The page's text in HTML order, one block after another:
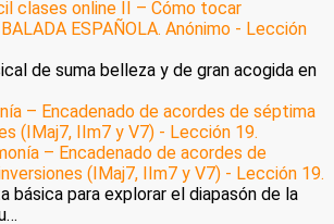
de suma belleza y de gran acogida en
– Encadenado de acordes de séptima
(IMaj7, IIm7 y V7) - Lección 19.
básica para explorar el diapasón de la